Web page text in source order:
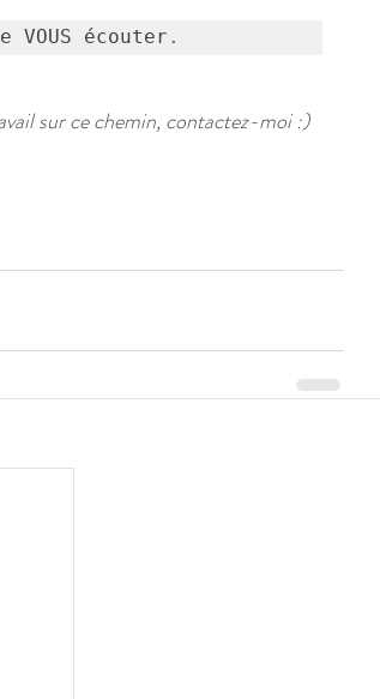
écouter .
sur ce chemin, contactez-moi :)